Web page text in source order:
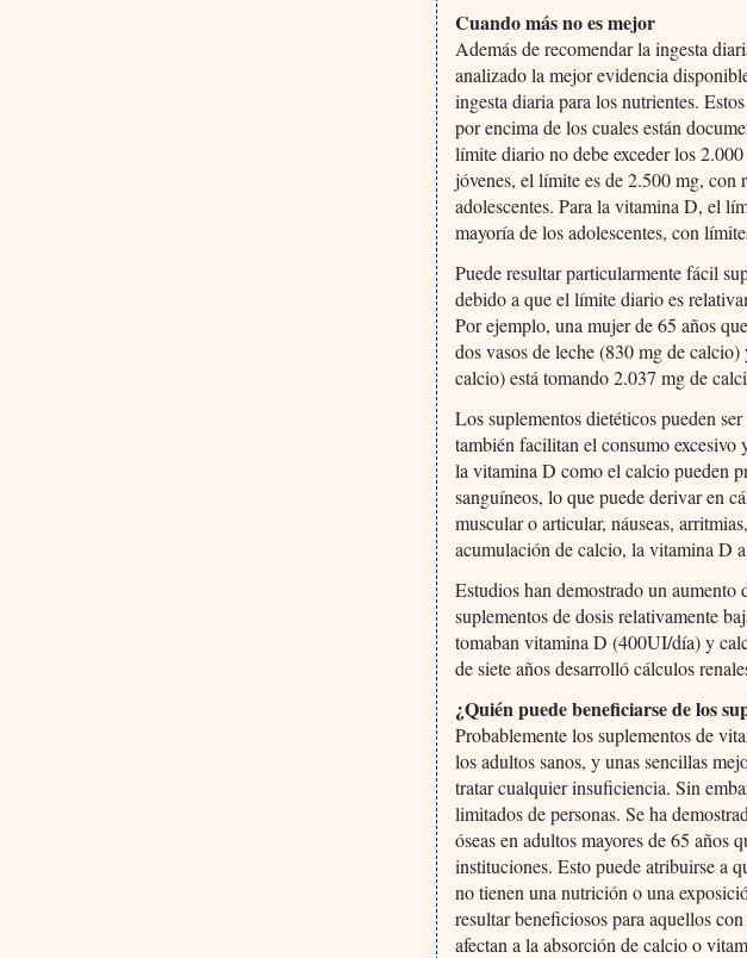
Cuando más no es mejor
Además de recomendar la ingesta
analizado la mejor evidencia
ingesta diaria para los nutrientes.
por encima de los cuales están
límite diario no debe exceder los
jóvenes, el límite es de 2.500 mg, con
adolescentes. Para la vitamina D, el
mayoría de los adolescentes, con
Puede resultar particularmente fácil
debido a que el límite diario es
Por ejemplo, una mujer de 65 años
dos vasos de leche (830 mg de
calcio) está tomando 2.037 mg de
Los suplementos dietéticos pueden
también facilitan el consumo excesivo
la vitamina D como el calcio pueden
sanguíneos, lo que puede derivar en
muscular o articular, náuseas,
acumulación de calcio, la vitamina D
Estudios han demostrado un aumento
suplementos de dosis relativamente
tomaban vitamina D (400UI/día) y
de siete años desarrolló cálculos
¿Quién puede beneficiarse de los
Probablemente los suplementos de
los adultos sanos, y unas sencillas
tratar cualquier insuficiencia. Sin
limitados de personas. Se ha
óseas en adultos mayores de 65 años
instituciones. Esto puede atribuirse a
no tienen una nutrición o una
resultar beneficiosos para aquellos
afectan a la absorción de calcio o